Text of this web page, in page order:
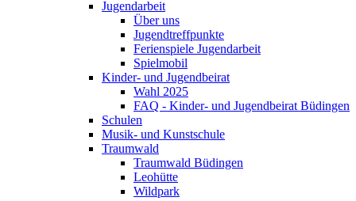
Jugendarbeit
Über uns
Jugendtreffpunkte
Ferienspiele Jugendarbeit
Spielmobil
Kinder- und Jugendbeirat
Wahl 2025
FAQ - Kinder- und Jugendbeirat Büdingen
Schulen
Musik- und Kunstschule
Traumwald
Traumwald Büdingen
Leohütte
Wildpark